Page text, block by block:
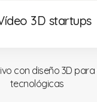
3D startups
con diseño 3D
tecnológicas